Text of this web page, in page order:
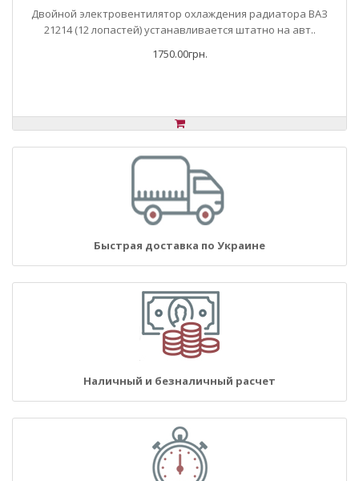
Двойной электровентилятор охлаждения радиатора ВАЗ
21214 (12 лопастей) устанавливается штатно на авт..
1750.00грн.
Быстрая доставка по Украине
Наличный и безналичный расчет